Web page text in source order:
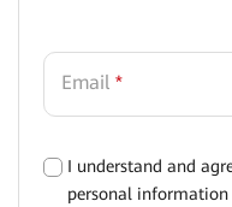
Email *
I understand and
personal